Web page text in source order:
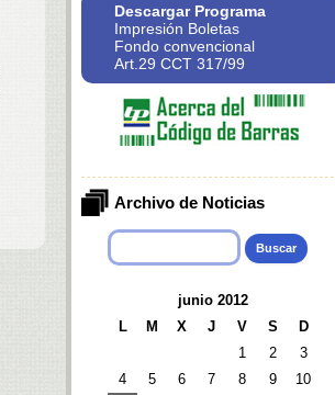
Descargar Programa
Impresión Boletas
Fondo convencional
Art.29 CCT 317/99
Archivo de Noticias
Buscar:
junio 2012
L
M X J V S
D
1
2
3
4
5 6 7 8 9
10